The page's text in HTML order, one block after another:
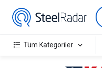
Tüm Kategoriler